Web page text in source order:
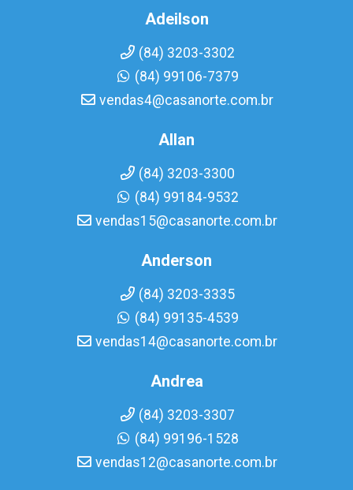
Adeilson
(84) 3203-3302
(84) 99106-7379
vendas4@casanorte.com.br
Allan
(84) 3203-3300
(84) 99184-9532
vendas15@casanorte.com.br
Anderson
(84) 3203-3335
(84) 99135-4539
vendas14@casanorte.com.br
Andrea
(84) 3203-3307
(84) 99196-1528
vendas12@casanorte.com.br